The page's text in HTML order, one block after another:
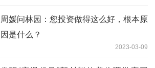
周媛问林园：您投资做得这么好，根本原
因是什么？
2023-03-09